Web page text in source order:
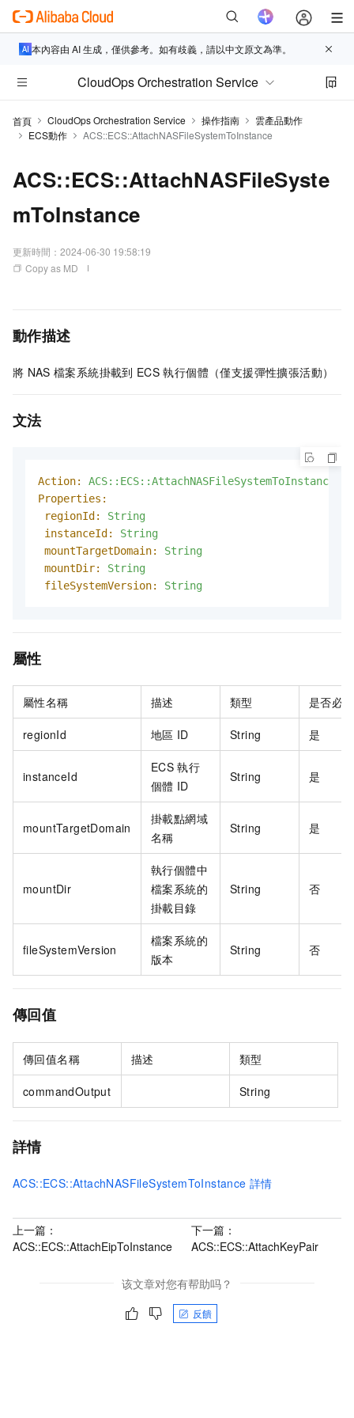
本內容由 AI 生成，僅供參考。如有歧義，請以中文原文為準。
CloudOps Orchestration Service
首頁 CloudOps Orchestration Service 操作指南
雲產品動作
ECS動作
ACS::ECS::AttachNASFileSystemToInstance
ACS::ECS::AttachNASFileSyste
mToInstance
更新時間： 2024-06-30 19:58:19
Copy as MD
動作描述
將 NAS 檔案系統掛載到 ECS 執行個體（僅支援彈性擴張活動）
文法
Action:
ACS::ECS::AttachNASFileSystemToInstance
Properties:
regionId:
String
instanceId:
String
mountTargetDomain:
String
mountDir:
String
fileSystemVersion:
String
屬性
屬性名稱 描述 類型 是否必填
regionId 地區 ID String 是
instanceId
ECS 執行
個體 ID
String 是
mountTargetDomain
掛載點網域
名稱
String 是
mountDir
執行個體中
檔案系統的
掛載目錄
String 否
fileSystemVersion
檔案系統的
版本
String 否
傳回值
傳回值名稱 描述 類型
commandOutput String
詳情
ACS::ECS::AttachNASFileSystemToInstance 詳情
上一篇：
ACS::ECS::AttachEipToInstance
下一篇：
ACS::ECS::AttachKeyPair
该文章对您有帮助吗？
反饋